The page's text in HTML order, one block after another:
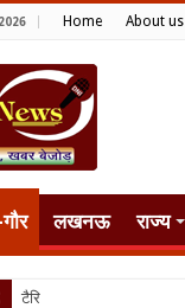
Home About us
लखनऊ राज्य
टैरिफ वॉर पर पिघली बर्फ, ट्